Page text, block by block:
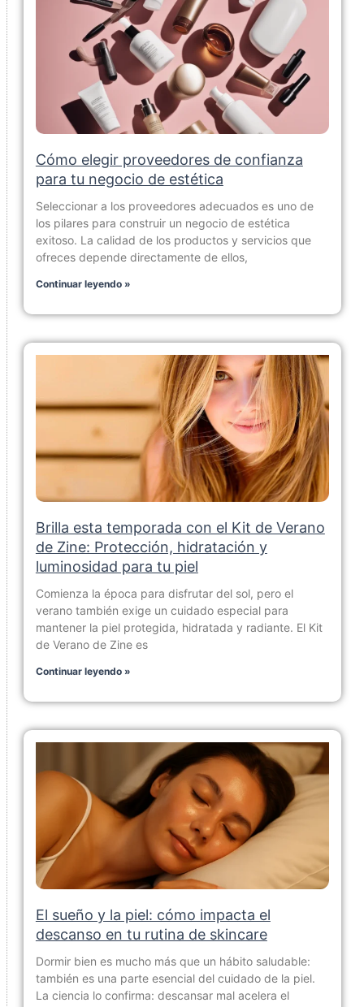
Cómo elegir proveedores de confianza
para tu negocio de estética
Seleccionar a los proveedores adecuados es uno de
los pilares para construir un negocio de estética
exitoso. La calidad de los productos y servicios que
ofreces depende directamente de ellos,
Continuar leyendo »
Brilla esta temporada con el Kit de Verano
de Zine: Protección, hidratación y
luminosidad para tu piel
Comienza la época para disfrutar del sol, pero el
verano también exige un cuidado especial para
mantener la piel protegida, hidratada y radiante. El Kit
de Verano de Zine es
Continuar leyendo »
El sueño y la piel: cómo impacta el
descanso en tu rutina de skincare
Dormir bien es mucho más que un hábito saludable:
también es una parte esencial del cuidado de la piel.
La ciencia lo confirma: descansar mal acelera el